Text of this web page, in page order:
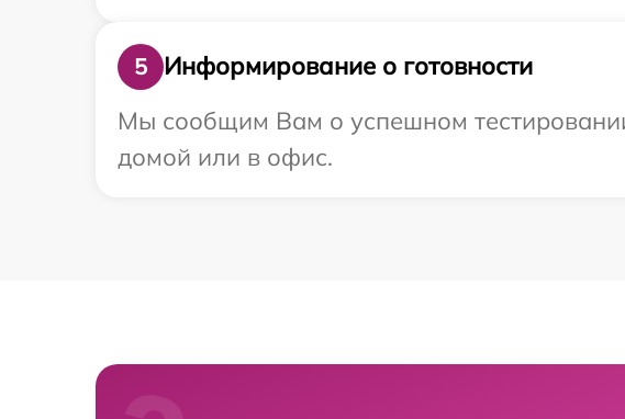
5
Информирование о готовности
Мы сообщим Вам о успешном
домой или в офис.